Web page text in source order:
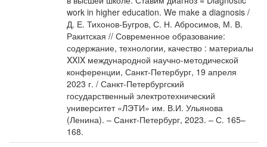
work in higher education. We make a diagnosis /
Д. Е. Тихонов-Бугров, С. Н. Абросимов, М. В.
Ракитская // Современное образование:
содержание, технологии, качество : материалы
XXIX международной научно-методической
конференции, Санкт-Петербург, 19 апреля
2023 г. / Санкт-Петербургский
государственный электротехнический
университет «ЛЭТИ» им. В.И. Ульянова
(Ленина). – Санкт-Петербург, 2023. – С. 165–
168.